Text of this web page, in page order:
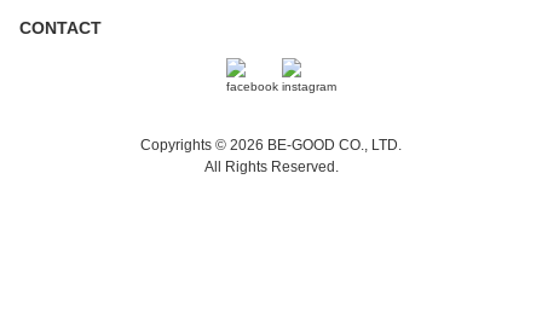
CONTACT
Copyrights © 2026 BE-GOOD CO., LTD.
All Rights Reserved.